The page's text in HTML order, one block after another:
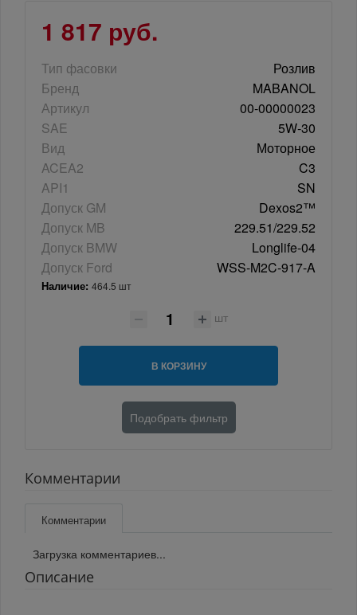
1 817 руб.
Тип фасовки
Розлив
Бренд
MABANOL
Артикул
00-00000023
SAE
5W-30
Вид
Моторное
ACEA2
C3
API1
SN
Допуск GM
Dexos2™
Допуск MB
229.51/229.52
Допуск BMW
Longlife-04
Допуск Ford
WSS-M2C-917-A
Наличие: 464.5 шт
шт
В КОРЗИНУ
Подобрать фильтр
Комментарии
Комментарии
Загрузка комментариев...
Описание